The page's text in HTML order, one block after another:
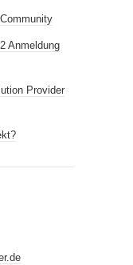
Anmeldung
Provider